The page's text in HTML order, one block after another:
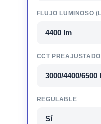
FLUJO LUMINOSO
4400 lm
CCT PREAJUSTADO
3000/4400/6500
REGULABLE
Sí